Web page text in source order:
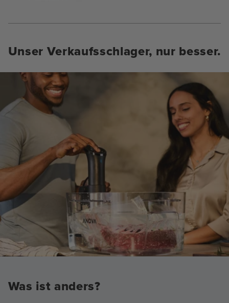
Unser Verkaufsschlager, nur besser.
Was ist anders?